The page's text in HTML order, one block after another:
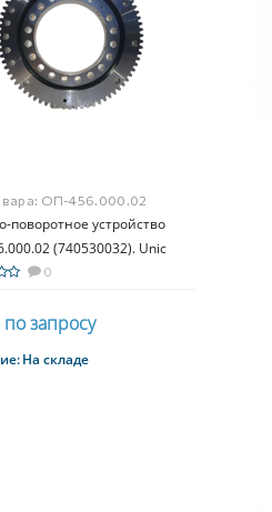
ОП-456.000.02
поворотное устройство
(740530032). Unic
330, 340, 360
0
запросу
КупитьНа складе